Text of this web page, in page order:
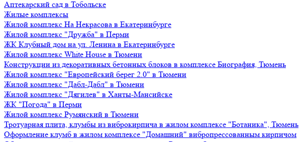
Аптекарский сад в Тобольске
Жилые комплексы
Жилой комплекс На Некрасова в Екатеринбурге
Жилой комплекс "Дружба" в Перми
ЖК Клубный дом на ул. Ленина в Екатеринбурге
Жилой комплекс White House в Тюмени
Конструкции из декоративных бетонных блоков в комплексе Биография, Тюмень
Жилой комплекс "Европейский берег 2.0" в Тюмени
Жилой комплекс "Дабл-Дабл" в Тюмени
Жилой комплекс "Дягилев" в Ханты-Мансийске
ЖК "Погода" в Перми
Жилой комплекс Румянский в Тюмени
Тротуарная плита, клумбы из виброкирпича в жилом комплексе "Ботаника", Тюмень
Оформление клумб в жилом комплексе "Домашний" вибропрессованным кирпичом